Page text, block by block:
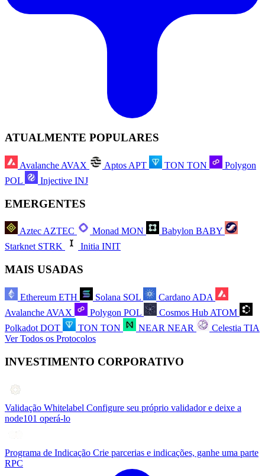
ATUALMENTE POPULARES
Avalanche AVAX Aptos APT TON TON
Polygon
POL
Injective INJ
EMERGENTES
AztecAZTEC Monad MON Babylon BABY
Starknet STRK Initia INIT
MAIS USADAS
Ethereum ETH Solana SOL Cardano ADA
Avalanche AVAX Polygon POL Cosmos Hub ATOM
Polkadot DOT TON TON NEAR NEAR Celestia TIA
Ver Todos os Protocolos
INVESTIMENTO CORPORATIVO
Validação Whitelabel Configure seu próprio validador e deixe a
node101 operá-lo
Programa de Indicação Crie parcerias e indicações, ganhe uma parte
RPC